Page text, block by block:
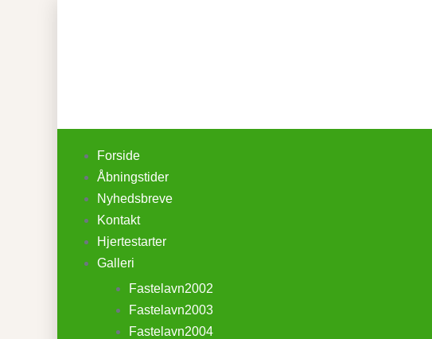
Forside
Åbningstider
Nyhedsbreve
Kontakt
Hjertestarter
Galleri
Fastelavn2002
Fastelavn2003
Fastelavn2004